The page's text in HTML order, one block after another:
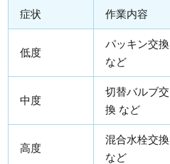
症状 作業内容
低度
パッキン交換
など
中度
切替バルブ交
換 など
高度
混合水栓交換
など